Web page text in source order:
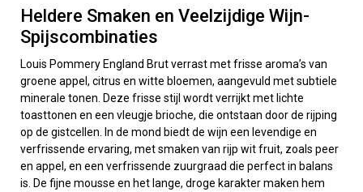
Heldere Smaken en Veelzijdige Wijn-
Spijscombinaties
Louis Pommery England Brut verrast met frisse aroma’s van
groene appel, citrus en witte bloemen, aangevuld met subtiele
minerale tonen. Deze frisse stijl wordt verrijkt met lichte
toasttonen en een vleugje brioche, die ontstaan door de rijping
op de gistcellen. In de mond biedt de wijn een levendige en
verfrissende ervaring, met smaken van rijp wit fruit, zoals peer
en appel, en een verfrissende zuurgraad die perfect in balans
is. De fijne mousse en het lange, droge karakter maken hem